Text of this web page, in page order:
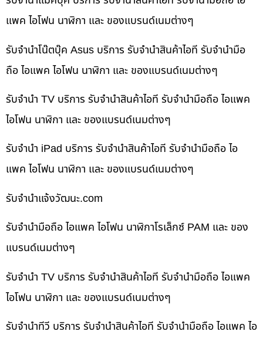
แพค ไอโฟน นาฬิกา และ ของแบรนด์เนมต่างๆ
รับจำนำโน๊ตบุ๊ค Asus บริการ รับจำนำสินค้าไอที รับจำนำมือ
ถือ ไอแพค ไอโฟน นาฬิกา และ ของแบรนด์เนมต่างๆ
รับจำนำ TV บริการ รับจำนำสินค้าไอที รับจำนำมือถือ ไอแพค
ไอโฟน นาฬิกา และ ของแบรนด์เนมต่างๆ
รับจำนำ iPad บริการ รับจำนำสินค้าไอที รับจำนำมือถือ ไอ
แพค ไอโฟน นาฬิกา และ ของแบรนด์เนมต่างๆ
รับจํานําแจ้งวัฒนะ.com
รับจำนำมือถือ ไอแพค ไอโฟน นาฬิกาโรเล็กซ์ PAM และ ของ
แบรนด์เนมต่างๆ
รับจำนำ TV บริการ รับจำนำสินค้าไอที รับจำนำมือถือ ไอแพค
ไอโฟน นาฬิกา และ ของแบรนด์เนมต่างๆ
รับจำนำทีวี บริการ รับจำนำสินค้าไอที รับจำนำมือถือ ไอแพค ไอ